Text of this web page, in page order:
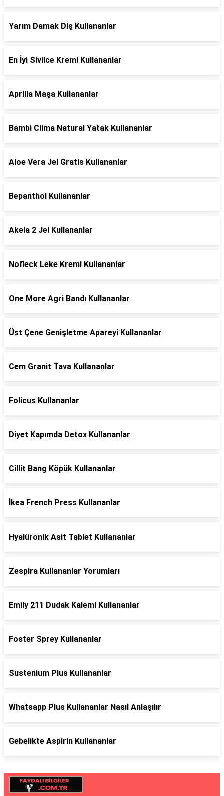
Yarım Damak Diş Kullananlar
En İyi Sivilce Kremi Kullananlar
Aprilla Maşa Kullananlar
Bambi Clima Natural Yatak Kullananlar
Aloe Vera Jel Gratis Kullananlar
Bepanthol Kullananlar
Akela 2 Jel Kullananlar
Nofleck Leke Kremi Kullananlar
One More Agri Bandı Kullananlar
Üst Çene Genişletme Apareyi Kullananlar
Cem Granit Tava Kullananlar
Folicus Kullananlar
Diyet Kapımda Detox Kullananlar
Cillit Bang Köpük Kullananlar
İkea French Press Kullananlar
Hyalüronik Asit Tablet Kullananlar
Zespira Kullananlar Yorumları
Emily 211 Dudak Kalemi Kullananlar
Foster Sprey Kullananlar
Sustenium Plus Kullananlar
Whatsapp Plus Kullananlar Nasıl Anlaşılır
Gebelikte Aspirin Kullananlar